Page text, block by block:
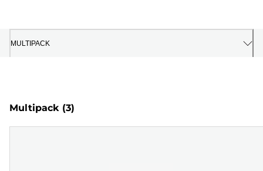
MULTIPACK
Multipack (3)